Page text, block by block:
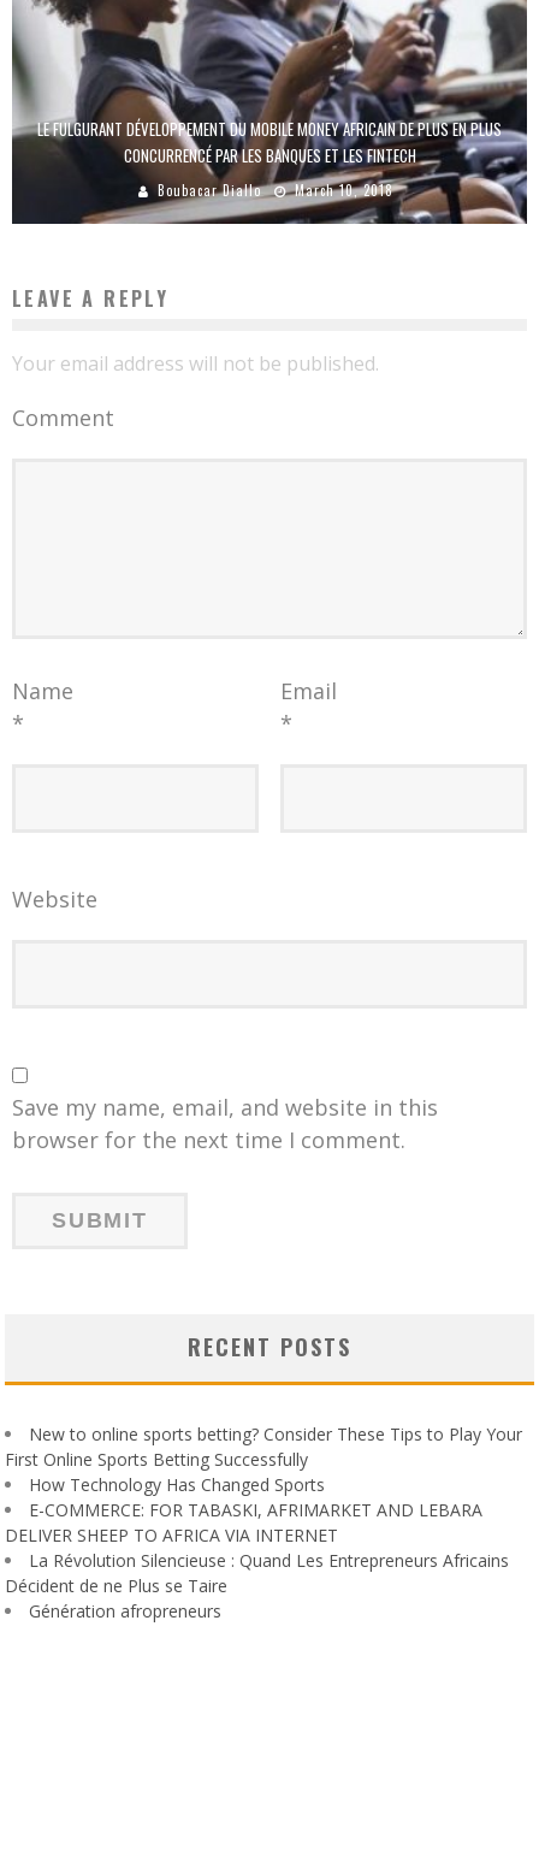
LE FULGURANT DÉVELOPPEMENT DU MOBILE MONEY AFRICAIN DE PLUS EN PLUS
CONCURRENCÉ PAR LES BANQUES ET LES FINTECH
Boubacar Diallo March 10, 2018
LEAVE A REPLY
Your email address will not be published.
Comment
Name
*
Email
*
Website
Save my name, email, and website in this
browser for the next time I comment.
RECENT POSTS
New to online sports betting? Consider These Tips to Play Your
First Online Sports Betting Successfully
How Technology Has Changed Sports
E-COMMERCE: FOR TABASKI, AFRIMARKET AND LEBARA
DELIVER SHEEP TO AFRICA VIA INTERNET
La Révolution Silencieuse : Quand Les Entrepreneurs Africains
Décident de ne Plus se Taire
Génération afropreneurs